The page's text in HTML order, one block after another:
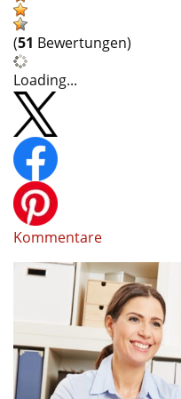
(51 Bewertungen)
Loading...
Kommentare